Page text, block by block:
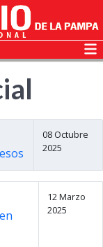
08 Octubre
2025
12 Marzo
2025